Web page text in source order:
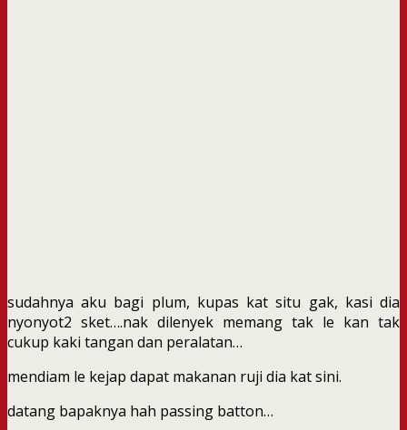
sudahnya aku bagi plum, kupas kat situ gak, kasi dia
nyonyot2 sket….nak dilenyek memang tak le kan tak
cukup kaki tangan dan peralatan…
mendiam le kejap dapat makanan ruji dia kat sini.
datang bapaknya hah passing batton…